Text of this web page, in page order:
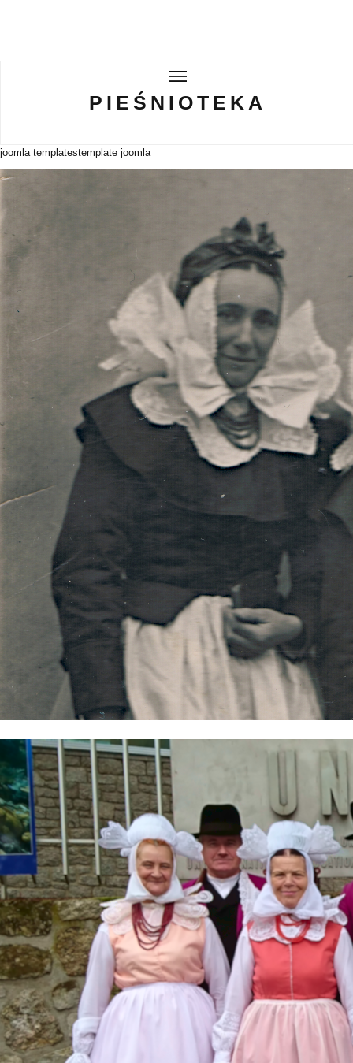
PIEŚNIOTEKA
AKTUALNOŚCI
Tabor Wielkopolski
GALERIE
WIRTUALNA BISKUPIZNA
PIEŚNIOTEKA
joomla templatestemplate joomla